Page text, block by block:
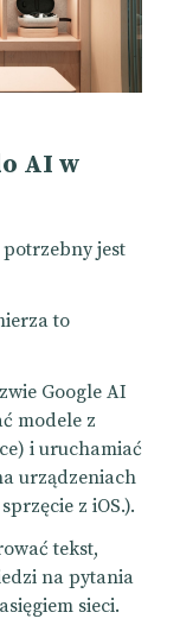
AI w
jest
to
Google AI
modele z
i uruchamiać
urządzeniach
z iOS.).
tekst,
na pytania
sieci.